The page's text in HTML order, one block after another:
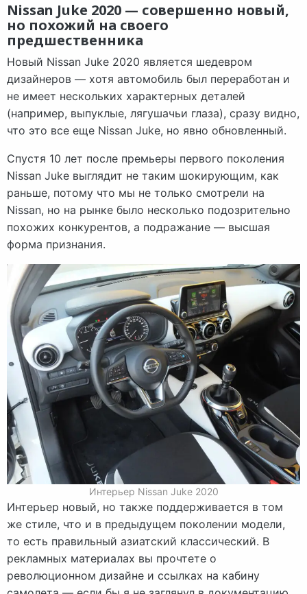
Nissan Juke 2020 — совершенно новый,
но похожий на своего
предшественника
Новый Nissan Juke 2020 является шедевром
дизайнеров — хотя автомобиль был переработан и
не имеет нескольких характерных деталей
(например, выпуклые, лягушачьи глаза), сразу видно,
что это все еще Nissan Juke, но явно обновленный.
Спустя 10 лет после премьеры первого поколения
Nissan Juke выглядит не таким шокирующим, как
раньше, потому что мы не только смотрели на
Nissan, но на рынке было несколько подозрительно
похожих конкурентов, а подражание — высшая
форма признания.
Интерьер Nissan Juke 2020
Интерьер новый, но также поддерживается в том
же стиле, что и в предыдущем поколении модели,
то есть правильный азиатский классический. В
рекламных материалах вы прочтете о
революционном дизайне и ссылках на кабину